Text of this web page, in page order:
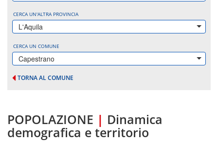
CERCA UN'ALTRA PROVINCIA
L'Aquila
CERCA UN COMUNE
Capestrano
TORNA AL COMUNE
POPOLAZIONE | Dinamica
demografica e territorio